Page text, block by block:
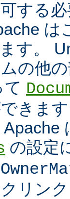
する
は
す。
の他
きま
の設定
リン